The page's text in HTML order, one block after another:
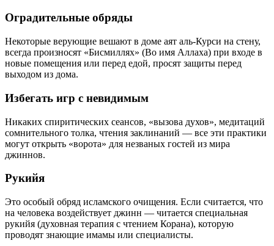
Оградительные обряды
Некоторые верующие вешают в доме аят аль-Курси на стену,
всегда произносят «Бисмиллях» (Во имя Аллаха) при входе в
новые помещения или перед едой, просят защиты перед
выходом из дома.
Избегать игр с невидимым
Никаких спиритических сеансов, «вызова духов», медитаций
сомнительного толка, чтения заклинаний — все эти практики
могут открыть «ворота» для незваных гостей из мира
джиннов.
Рукийя
Это особый обряд исламского очищения. Если считается, что
на человека воздействует джинн — читается специальная
рукийя (духовная терапия с чтением Корана), которую
проводят знающие имамы или специалисты.